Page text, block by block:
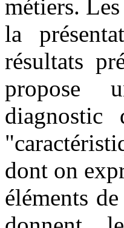
métiers.
la
résultats
propose
diagnostic
dont on
éléments